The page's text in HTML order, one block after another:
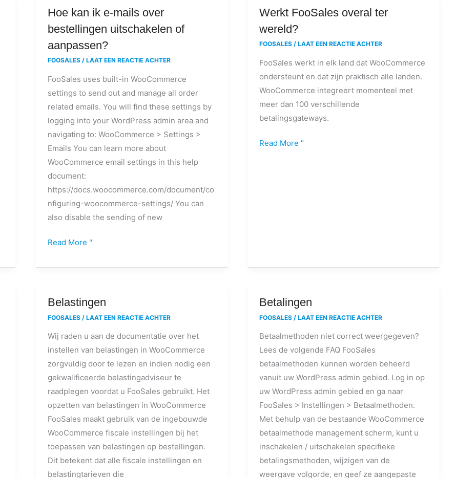
Hoe kan ik e-mails over
bestellingen uitschakelen of
aanpassen?
FOOSALES / LAAT EEN REACTIE ACHTER
FooSales uses built-in WooCommerce
settings to send out and manage all order
related emails. You will find these settings by
logging into your WordPress admin area and
navigating to: WooCommerce > Settings >
Emails You can learn more about
WooCommerce email settings in this help
document:
https://docs.woocommerce.com/document/co
nfiguring-woocommerce-settings/ You can
also disable the sending of new
Hoe
kan
e-
over
bestellingen
uitschakelen
of
aanpassen?
Read More "
Werkt FooSales overal ter
wereld?
FOOSALES/LAAT EEN REACTIE ACHTER
FooSales werkt in elk land dat WooCommerce
ondersteunt en dat zijn praktisch alle landen.
WooCommerce integreert momenteel met
meer dan 100 verschillende
betalingsgateways.
Werkt
FooSales
wereld?
Read More "
Belastingen
FOOSALES / LAAT EEN REACTIE ACHTER
Wij raden u aan de documentatie over het
instellen van belastingen in WooCommerce
zorgvuldig door te lezen en indien nodig een
gekwalificeerde belastingadviseur te
raadplegen voordat u FooSales gebruikt. Het
opzetten van belastingen in WooCommerce
FooSales maakt gebruik van de ingebouwde
WooCommerce fiscale instellingen bij het
toepassen van belastingen op bestellingen.
Dit betekent dat alle fiscale instellingen en
belastingtarieven die
Belastingen Betalingen
FOOSALES/LAAT EEN REACTIE ACHTER
Betaalmethoden niet correct weergegeven?
Lees de volgende FAQ FooSales
betaalmethoden kunnen worden beheerd
vanuit uw WordPress admin gebied. Log in op
uw WordPress admin gebied en ga naar
FooSales > Instellingen > Betaalmethoden.
Met behulp van de bestaande WooCommerce
betaalmethode management scherm, kunt u
inschakelen / uitschakelen specifieke
betalingsmethoden, wijzigen van de
weergave volgorde, en geef ze aangepaste
Betalingen